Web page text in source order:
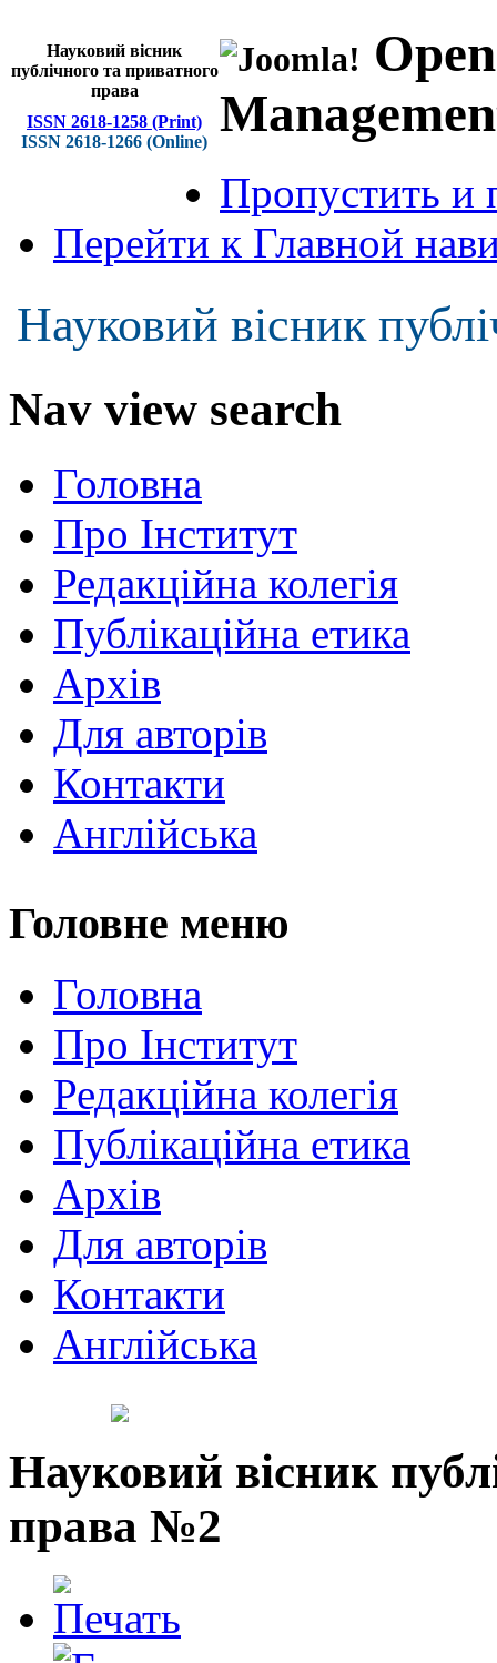
Науковий вісник
публічного та приватного
права
ISSN 2618-1258 (Print)
ISSN 2618-1266 (Online)
Пропустить и
Перейти к Главной
Науковий вісник
Nav view search
Головна
Про Інститут
Редакційна колегія
Публікаційна етика
Архів
Для авторів
Контакти
Англійська
Головне меню
Головна
Про Інститут
Редакційна колегія
Публікаційна етика
Архів
Для авторів
Контакти
Англійська
Науковий вісник
права №2